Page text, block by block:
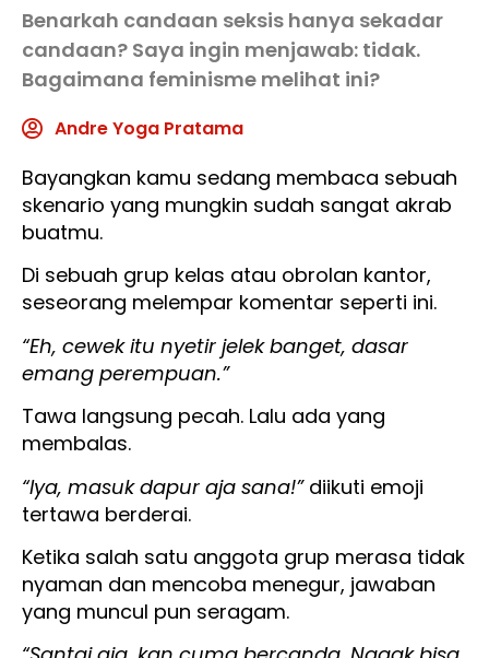
Benarkah candaan seksis hanya sekadar
candaan? Saya ingin menjawab: tidak.
Bagaimana feminisme melihat ini?
Andre Yoga Pratama
Bayangkan kamu sedang membaca sebuah
skenario yang mungkin sudah sangat akrab
buatmu.
Di sebuah grup kelas atau obrolan kantor,
seseorang melempar komentar seperti ini.
“Eh, cewek itu nyetir jelek banget, dasar
emang perempuan.”
Tawa langsung pecah. Lalu ada yang
membalas.
“Iya, masuk dapur aja sana!”diikuti emoji
tertawa berderai.
Ketika salah satu anggota grup merasa tidak
nyaman dan mencoba menegur, jawaban
yang muncul pun seragam.